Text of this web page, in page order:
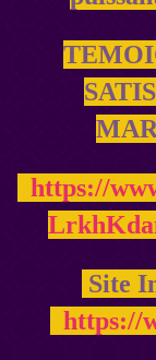
https://
Site
https://